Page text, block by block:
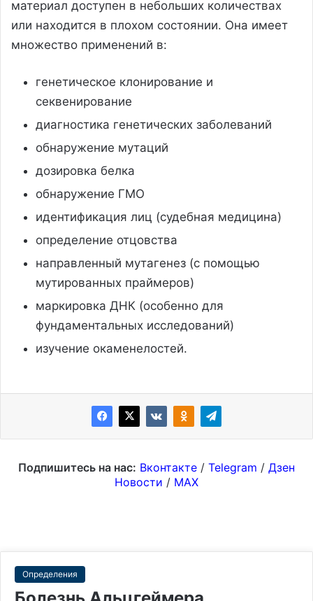
материал доступен в небольших количествах
или находится в плохом состоянии. Она имеет
множество применений в:
генетическое клонирование и
секвенирование
диагностика генетических заболеваний
обнаружение мутаций
дозировка белка
обнаружение ГМО
идентификация лиц (судебная медицина)
определение отцовства
направленный мутагенез (с помощью
мутированных праймеров)
маркировка ДНК (особенно для
фундаментальных исследований)
изучение окаменелостей.
Подпишитесь на нас: Вконтакте / Telegram / Дзен
Новости / MAX